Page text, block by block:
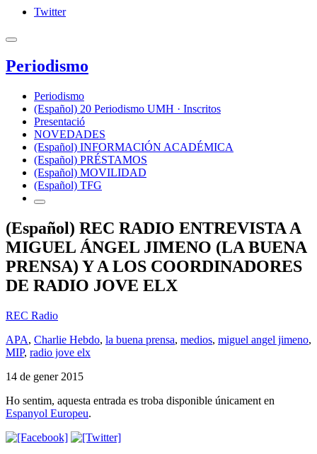
Twitter
Periodismo
Periodismo
(Español) 20 Periodismo UMH · Inscritos
Presentació
NOVEDADES
(Español) INFORMACIÓN ACADÉMICA
(Español) PRÉSTAMOS
(Español) MOVILIDAD
(Español) TFG
(Español) REC RADIO ENTREVISTA A
MIGUEL ÁNGEL JIMENO (LA BUENA
PRENSA) Y A LOS COORDINADORES
DE RADIO JOVE ELX
REC Radio
APA, Charlie Hebdo, la buena prensa, medios, miguel angel jimeno,
MIP, radio jove elx
14 de gener 2015
Ho sentim, aquesta entrada es troba disponible únicament en
Espanyol Europeu.